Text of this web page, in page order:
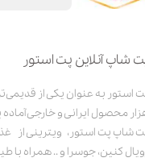
شاپ آنلاین پت استور
محصول ایرانی و خارجی
شاپ پت استور، ویترینی از
کنین، جوسرا و .. همراه با